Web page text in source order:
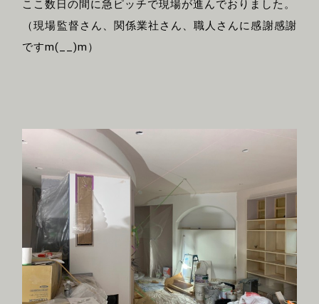
ここ数日の間に急ピッチで現場が進んでおりました。
（現場監督さん、関係業社さん、職人さんに感謝感謝
ですm(__)m）